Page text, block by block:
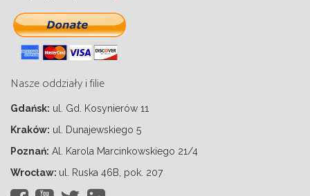
Nasze oddziały i filie
Gdańsk: ul. Gd. Kosynierów 11
Kraków: ul. Dunajewskiego 5
Poznań: Al. Karola Marcinkowskiego 21/4
Wrocław: ul. Ruska 46B, pok. 207